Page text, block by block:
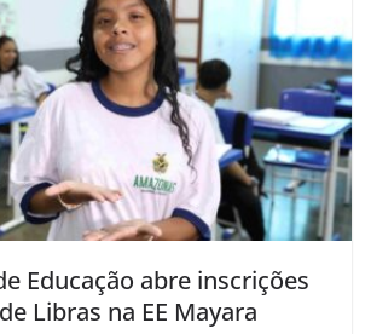
Educação abre inscrições
Libras na EE Mayara